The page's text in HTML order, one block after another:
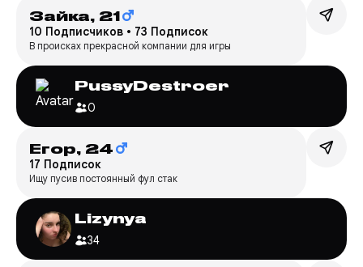
Зайка, 21
10 Подписчиков • 73 Подписок
В происках прекрасной компании для игры
PussyDestroer
0
Егор, 24
17 Подписок
Ищу пусив постоянный фул стак
Lizynya
34